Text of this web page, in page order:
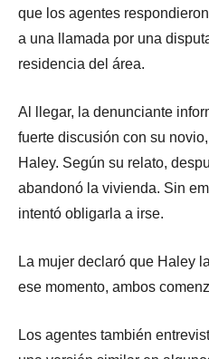
que los agentes
a una llamada por una
residencia del área.
Al llegar, la denunciante
fuerte discusión con su
Haley. Según su relato,
abandonó la vivienda. Sin
intentó obligarla a irse.
La mujer declaró que Haley
ese momento, ambos
Los agentes también